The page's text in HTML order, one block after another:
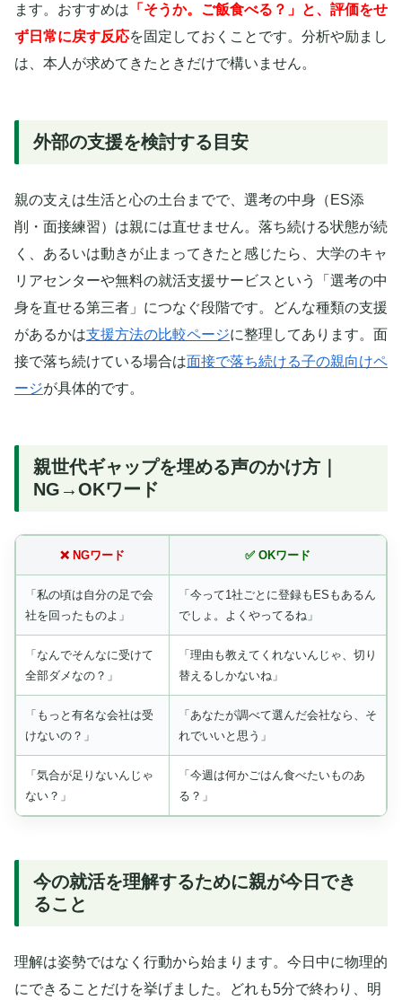
ます。おすすめは 「そうか。ご飯食べる？」と、評価をせ
ず日常に戻す反応を固定しておくことです。分析や励まし
は、本人が求めてきたときだけで構いません。
外部の支援を検討する目安
親の支えは生活と心の土台までで、選考の中身（ES添
削・面接練習）は親には直せません。落ち続ける状態が続
く、あるいは動きが止まってきたと感じたら、大学のキャ
リアセンターや無料の就活支援サービスという「選考の中
身を直せる第三者」につなぐ段階です。どんな種類の支援
があるかは支援方法の比較ページに整理してあります。面
接で落ち続けている場合は面接で落ち続ける子の親向けペ
ージが具体的です。
親世代ギャップを埋める声のかけ方｜
NG→OKワード
❌ NGワード ✅ OKワード
「私の頃は自分の足で会
社を回ったものよ」
「今って1社ごとに登録もESもあるん
でしょ。よくやってるね」
「なんでそんなに受けて
全部ダメなの？」
「理由も教えてくれないんじゃ、切り
替えるしかないね」
「もっと有名な会社は受
けないの？」
「あなたが調べて選んだ会社なら、そ
れでいいと思う」
「気合が足りないんじゃ
ない？」
「今週は何かごはん食べたいものあ
る？」
今の就活を理解するために親が今日でき
ること
理解は姿勢ではなく行動から始まります。今日中に物理的
にできることだけを挙げました。どれも5分で終わり、明